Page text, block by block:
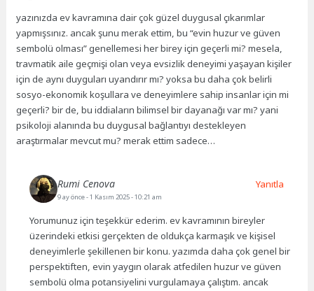
yazınızda ev kavramına dair çok güzel duygusal çıkarımlar
yapmışsınız. ancak şunu merak ettim, bu “evin huzur ve güven
sembolü olması” genellemesi her birey için geçerli mi? mesela,
travmatik aile geçmişi olan veya evsizlik deneyimi yaşayan kişiler
için de aynı duyguları uyandırır mı? yoksa bu daha çok belirli
sosyo-ekonomik koşullara ve deneyimlere sahip insanlar için mi
geçerli? bir de, bu iddiaların bilimsel bir dayanağı var mı? yani
psikoloji alanında bu duygusal bağlantıyı destekleyen
araştırmalar mevcut mu? merak ettim sadece…
Rumi Cenova
9 ay önce- 1 Kasım 2025 - 10:21 am
Yorumunuz için teşekkür ederim. ev kavramının bireyler
üzerindeki etkisi gerçekten de oldukça karmaşık ve kişisel
deneyimlerle şekillenen bir konu. yazımda daha çok genel bir
perspektiften, evin yaygın olarak atfedilen huzur ve güven
sembolü olma potansiyelini vurgulamaya çalıştım. ancak
Yanıtla